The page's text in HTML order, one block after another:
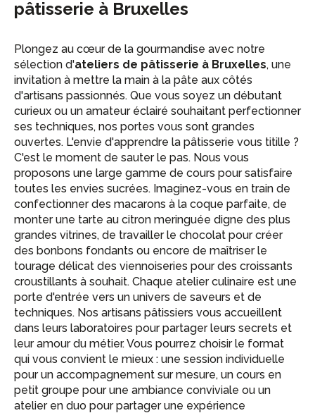
pâtisserie à Bruxelles
Plongez au cœur de la gourmandise avec notre
sélection d'ateliers de pâtisserie à Bruxelles, une
invitation à mettre la main à la pâte aux côtés
d'artisans passionnés. Que vous soyez un débutant
curieux ou un amateur éclairé souhaitant perfectionner
ses techniques, nos portes vous sont grandes
ouvertes. L'envie d'apprendre la pâtisserie vous titille ?
C'est le moment de sauter le pas. Nous vous
proposons une large gamme de cours pour satisfaire
toutes les envies sucrées. Imaginez-vous en train de
confectionner des macarons à la coque parfaite, de
monter une tarte au citron meringuée digne des plus
grandes vitrines, de travailler le chocolat pour créer
des bonbons fondants ou encore de maîtriser le
tourage délicat des viennoiseries pour des croissants
croustillants à souhait. Chaque atelier culinaire est une
porte d'entrée vers un univers de saveurs et de
techniques. Nos artisans pâtissiers vous accueillent
dans leurs laboratoires pour partager leurs secrets et
leur amour du métier. Vous pourrez choisir le format
qui vous convient le mieux : une session individuelle
pour un accompagnement sur mesure, un cours en
petit groupe pour une ambiance conviviale ou un
atelier en duo pour partager une expérience